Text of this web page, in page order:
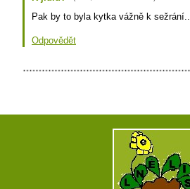
Pak by to byla kytka vážně k
Odpovědět